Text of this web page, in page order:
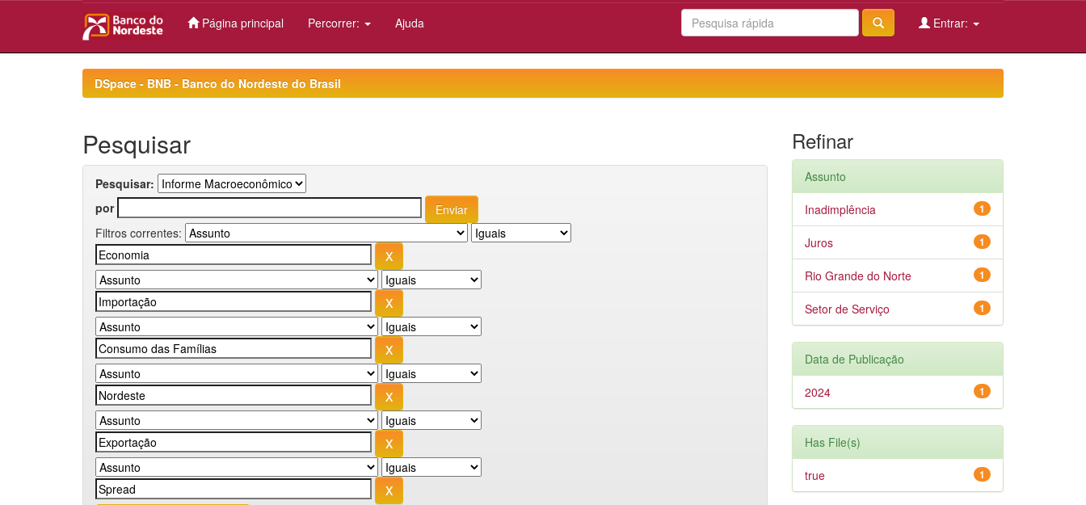
Página principal Percorrer: Ajuda Entrar:
DSpace - BNB - Banco do Nordeste do Brasil
Pesquisar
Pesquisar:
por
Filtros correntes:
Refinar
Assunto
1
Inadimplência
1
Juros
1
Rio Grande do Norte
1
Setor de Serviço
Data de Publicação
1
2024
Has File(s)
1
true